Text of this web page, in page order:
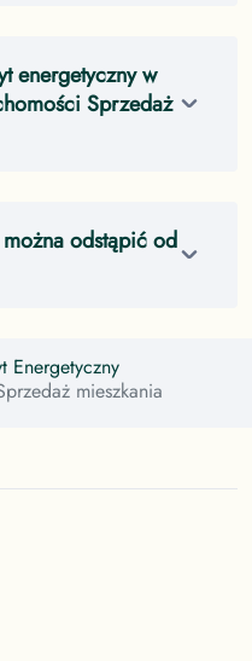
energetyczny w
Sprzedaż
odstąpić od
Energetyczny
mieszkania